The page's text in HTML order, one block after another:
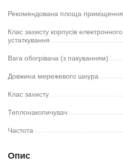
Рекомендована площа приміщення
Клас захисту корпусів електронного
устаткування
Вага обогрівача (з пакуванням)
Довжина мережевого шнура
Клас захисту
Теплонакопичувач
Частoта
Опис